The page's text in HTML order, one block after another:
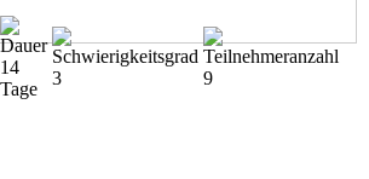
14
Tage
3 9